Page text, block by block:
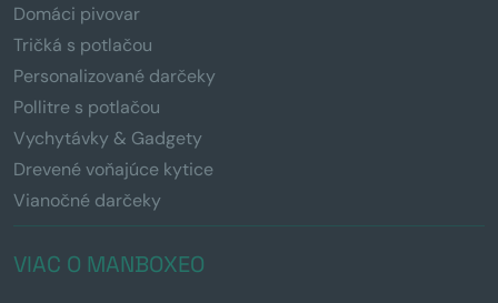
Domáci pivovar
Tričká s potlačou
Personalizované darčeky
Pollitre s potlačou
Vychytávky & Gadgety
Drevené voňajúce kytice
Vianočné darčeky
VIAC O MANBOXEO